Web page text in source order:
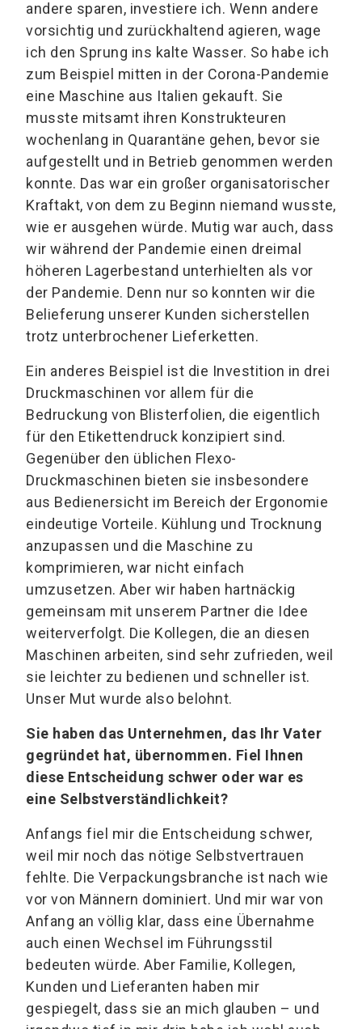
andere sparen, investiere ich. Wenn andere
vorsichtig und zurückhaltend agieren, wage
ich den Sprung ins kalte Wasser. So habe ich
zum Beispiel mitten in der Corona-Pandemie
eine Maschine aus Italien gekauft. Sie
musste mitsamt ihren Konstrukteuren
wochenlang in Quarantäne gehen, bevor sie
aufgestellt und in Betrieb genommen werden
konnte. Das war ein großer organisatorischer
Kraftakt, von dem zu Beginn niemand wusste,
wie er ausgehen würde. Mutig war auch, dass
wir während der Pandemie einen dreimal
höheren Lagerbestand unterhielten als vor
der Pandemie. Denn nur so konnten wir die
Belieferung unserer Kunden sicherstellen
trotz unterbrochener Lieferketten.
Ein anderes Beispiel ist die Investition in drei
Druckmaschinen vor allem für die
Bedruckung von Blisterfolien, die eigentlich
für den Etikettendruck konzipiert sind.
Gegenüber den üblichen Flexo-
Druckmaschinen bieten sie insbesondere
aus Bedienersicht im Bereich der Ergonomie
eindeutige Vorteile. Kühlung und Trocknung
anzupassen und die Maschine zu
komprimieren, war nicht einfach
umzusetzen. Aber wir haben hartnäckig
gemeinsam mit unserem Partner die Idee
weiterverfolgt. Die Kollegen, die an diesen
Maschinen arbeiten, sind sehr zufrieden, weil
sie leichter zu bedienen und schneller ist.
Unser Mut wurde also belohnt.
Sie haben das Unternehmen, das Ihr Vater
gegründet hat, übernommen. Fiel Ihnen
diese Entscheidung schwer oder war es
eine Selbstverständlichkeit?
Anfangs fiel mir die Entscheidung schwer,
weil mir noch das nötige Selbstvertrauen
fehlte. Die Verpackungsbranche ist nach wie
vor von Männern dominiert. Und mir war von
Anfang an völlig klar, dass eine Übernahme
auch einen Wechsel im Führungsstil
bedeuten würde. Aber Familie, Kollegen,
Kunden und Lieferanten haben mir
gespiegelt, dass sie an mich glauben – und